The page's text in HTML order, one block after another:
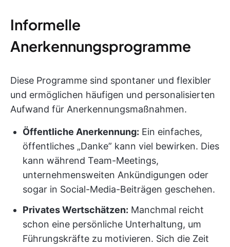
Informelle
Anerkennungsprogramme
Diese Programme sind spontaner und flexibler
und ermöglichen häufigen und personalisierten
Aufwand für Anerkennungsmaßnahmen.
Öffentliche Anerkennung: Ein einfaches,
öffentliches „Danke” kann viel bewirken. Dies
kann während Team-Meetings,
unternehmensweiten Ankündigungen oder
sogar in Social-Media-Beiträgen geschehen.
Privates Wertschätzen: Manchmal reicht
schon eine persönliche Unterhaltung, um
Führungskräfte zu motivieren. Sich die Zeit